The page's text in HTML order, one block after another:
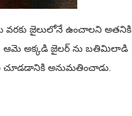
వరకు జైలులోనే ఉంచాలని అతనికి
ఆమె అక్కడి జైలర్ ను బతిమిలాడి
చూడడానికి అనుమతించాడు.